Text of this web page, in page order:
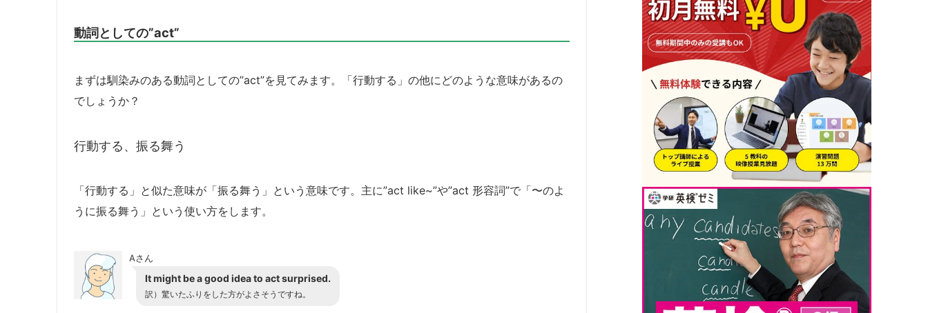
動詞としての”act”
まずは馴染みのある動詞としての”act”を見てみます。「行動する」の他にどのような意味があるの
でしょうか？
行動する、振る舞う
「行動する」と似た意味が「振る舞う」という意味です。主に”act like~”や”act 形容詞”で「〜のよ
うに振る舞う」という使い方をします。
Aさん
It might be a good idea to act surprised.
訳） 驚いたふりをした方がよさそうですね。